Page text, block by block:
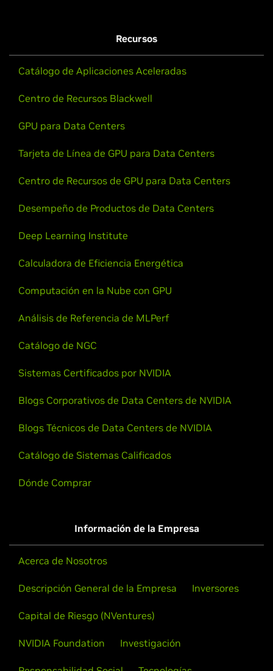
Presentación principal de GTC24 con el
CEO de NVIDIA, Jensen Huang
NVIDIA, Jensen Huang, para conocer todos los
forma a nuestro futuro.
Vea la presentación principal
Recursos
Catálogo de Aplicaciones Aceleradas
Centro de Recursos Blackwell
GPU para Data Centers
Tarjeta de Línea de GPU para Data Centers
Centro de Recursos de GPU para Data Centers
Desempeño de Productos de Data Centers
Deep Learning Institute
Calculadora de Eficiencia Energética
Computación en la Nube con GPU
Análisis de Referencia de MLPerf
Catálogo de NGC
Sistemas Certificados por NVIDIA
Blogs Corporativos de Data Centers de NVIDIA
Blogs Técnicos de Data Centers de NVIDIA
Catálogo de Sistemas Calificados
Dónde Comprar
Información de la Empresa
Acerca de Nosotros
Descripción General de la Empresa Inversores
Capital de Riesgo (NVentures)
NVIDIA Foundation Investigación